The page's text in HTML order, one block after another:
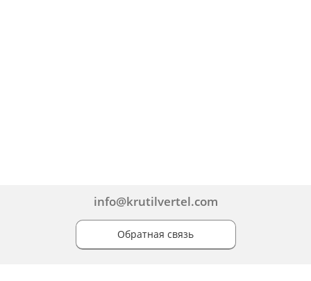
info@krutilvertel.com
Обратная связь